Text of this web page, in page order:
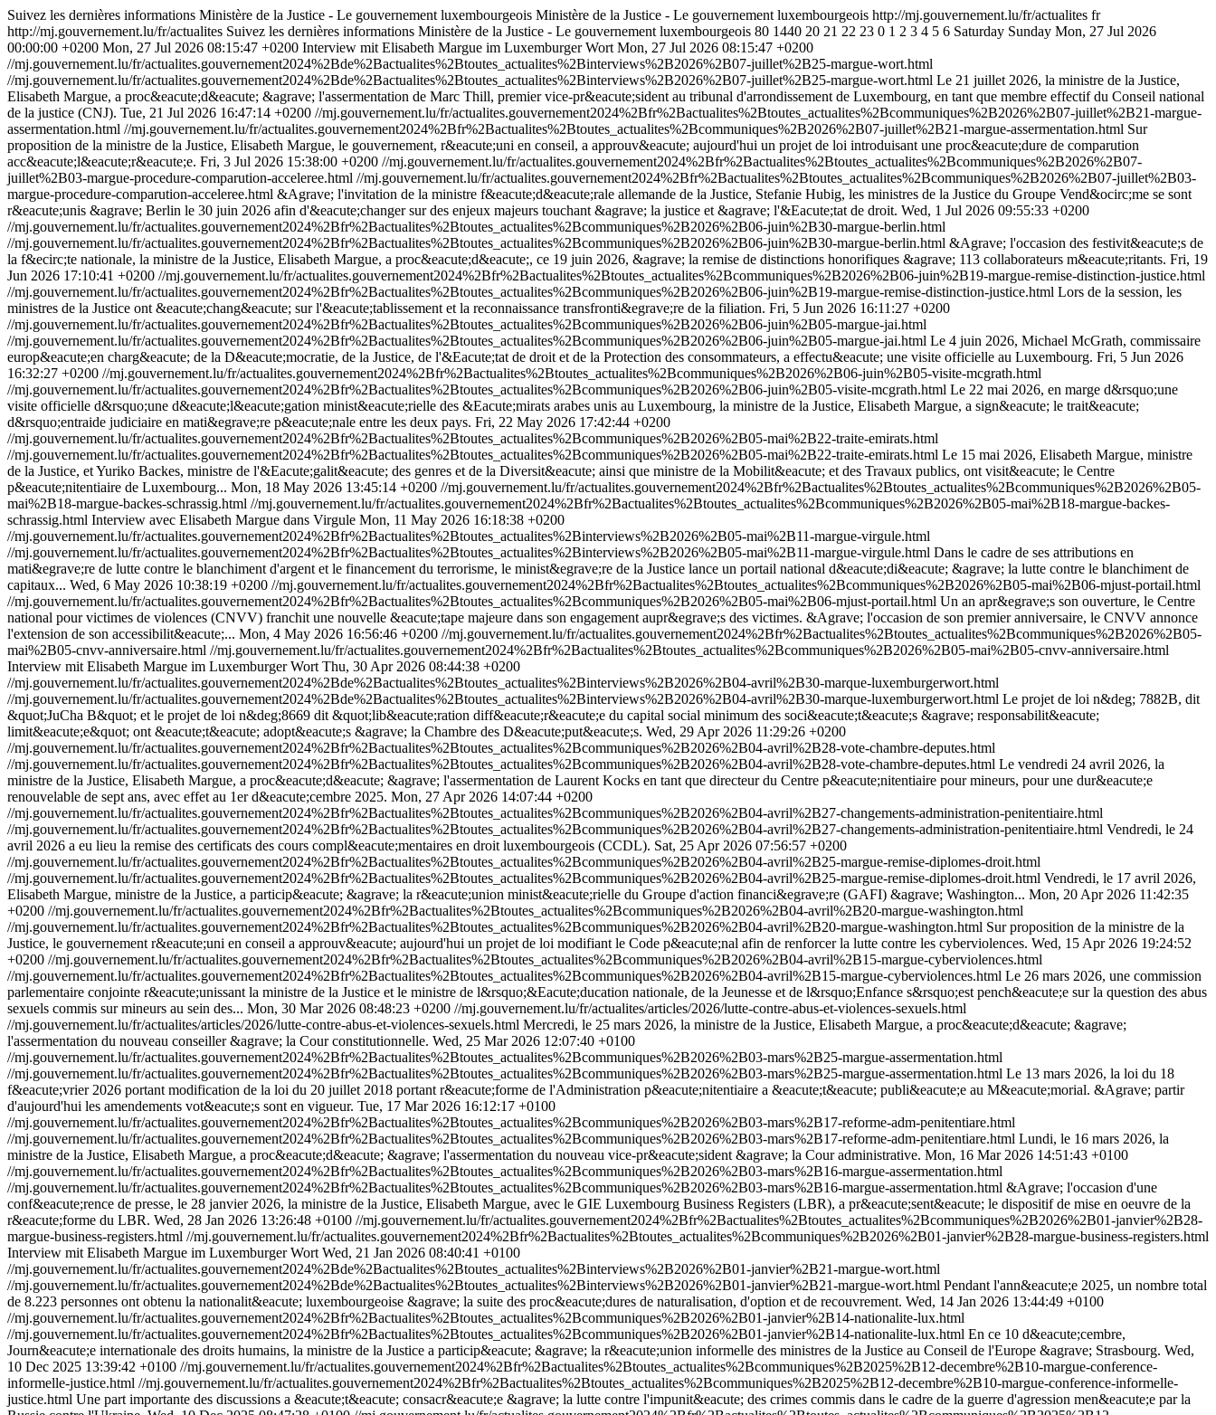
Suivez les dernières informations Ministère de la Justice - Le gouvernement luxembourgeois Ministère de la Justice - Le gouvernement luxembourgeois http://mj.gouvernement.lu/fr/actualites fr
http://mj.gouvernement.lu/fr/actualites Suivez les dernières informations Ministère de la Justice - Le gouvernement luxembourgeois 80 1440 20 21 22 23 0 1 2 3 4 5 6 Saturday Sunday Mon, 27 Jul 2026
00:00:00 +0200 Mon, 27 Jul 2026 08:15:47 +0200 Interview mit Elisabeth Margue im Luxemburger Wort Mon, 27 Jul 2026 08:15:47 +0200
//mj.gouvernement.lu/fr/actualites.gouvernement2024%2Bde%2Bactualites%2Btoutes_actualites%2Binterviews%2B2026%2B07-juillet%2B25-margue-wort.html
//mj.gouvernement.lu/fr/actualites.gouvernement2024%2Bde%2Bactualites%2Btoutes_actualites%2Binterviews%2B2026%2B07-juillet%2B25-margue-wort.html Le 21 juillet 2026, la ministre de la Justice,
Elisabeth Margue, a proc&eacute;d&eacute; &agrave; l'assermentation de Marc Thill, premier vice-pr&eacute;sident au tribunal d'arrondissement de Luxembourg, en tant que membre effectif du Conseil national
de la justice (CNJ). Tue, 21 Jul 2026 16:47:14 +0200 //mj.gouvernement.lu/fr/actualites.gouvernement2024%2Bfr%2Bactualites%2Btoutes_actualites%2Bcommuniques%2B2026%2B07-juillet%2B21-margue-
assermentation.html //mj.gouvernement.lu/fr/actualites.gouvernement2024%2Bfr%2Bactualites%2Btoutes_actualites%2Bcommuniques%2B2026%2B07-juillet%2B21-margue-assermentation.html Sur
proposition de la ministre de la Justice, Elisabeth Margue, le gouvernement, r&eacute;uni en conseil, a approuv&eacute; aujourd'hui un projet de loi introduisant une proc&eacute;dure de comparution
acc&eacute;l&eacute;r&eacute;e. Fri, 3 Jul 2026 15:38:00 +0200 //mj.gouvernement.lu/fr/actualites.gouvernement2024%2Bfr%2Bactualites%2Btoutes_actualites%2Bcommuniques%2B2026%2B07-
juillet%2B03-margue-procedure-comparution-acceleree.html //mj.gouvernement.lu/fr/actualites.gouvernement2024%2Bfr%2Bactualites%2Btoutes_actualites%2Bcommuniques%2B2026%2B07-juillet%2B03-
margue-procedure-comparution-acceleree.html &Agrave; l'invitation de la ministre f&eacute;d&eacute;rale allemande de la Justice, Stefanie Hubig, les ministres de la Justice du Groupe Vend&ocirc;me se sont
r&eacute;unis &agrave; Berlin le 30 juin 2026 afin d'&eacute;changer sur des enjeux majeurs touchant &agrave; la justice et &agrave; l'&Eacute;tat de droit. Wed, 1 Jul 2026 09:55:33 +0200
//mj.gouvernement.lu/fr/actualites.gouvernement2024%2Bfr%2Bactualites%2Btoutes_actualites%2Bcommuniques%2B2026%2B06-juin%2B30-margue-berlin.html
//mj.gouvernement.lu/fr/actualites.gouvernement2024%2Bfr%2Bactualites%2Btoutes_actualites%2Bcommuniques%2B2026%2B06-juin%2B30-margue-berlin.html &Agrave; l'occasion des festivit&eacute;s de
la f&ecirc;te nationale, la ministre de la Justice, Elisabeth Margue, a proc&eacute;d&eacute;, ce 19 juin 2026, &agrave; la remise de distinctions honorifiques &agrave; 113 collaborateurs m&eacute;ritants. Fri, 19
Jun 2026 17:10:41 +0200 //mj.gouvernement.lu/fr/actualites.gouvernement2024%2Bfr%2Bactualites%2Btoutes_actualites%2Bcommuniques%2B2026%2B06-juin%2B19-margue-remise-distinction-justice.html
//mj.gouvernement.lu/fr/actualites.gouvernement2024%2Bfr%2Bactualites%2Btoutes_actualites%2Bcommuniques%2B2026%2B06-juin%2B19-margue-remise-distinction-justice.html Lors de la session, les
ministres de la Justice ont &eacute;chang&eacute; sur l'&eacute;tablissement et la reconnaissance transfronti&egrave;re de la filiation. Fri, 5 Jun 2026 16:11:27 +0200
//mj.gouvernement.lu/fr/actualites.gouvernement2024%2Bfr%2Bactualites%2Btoutes_actualites%2Bcommuniques%2B2026%2B06-juin%2B05-margue-jai.html
//mj.gouvernement.lu/fr/actualites.gouvernement2024%2Bfr%2Bactualites%2Btoutes_actualites%2Bcommuniques%2B2026%2B06-juin%2B05-margue-jai.html Le 4 juin 2026, Michael McGrath, commissaire
europ&eacute;en charg&eacute; de la D&eacute;mocratie, de la Justice, de l'&Eacute;tat de droit et de la Protection des consommateurs, a effectu&eacute; une visite officielle au Luxembourg. Fri, 5 Jun 2026
16:32:27 +0200 //mj.gouvernement.lu/fr/actualites.gouvernement2024%2Bfr%2Bactualites%2Btoutes_actualites%2Bcommuniques%2B2026%2B06-juin%2B05-visite-mcgrath.html
//mj.gouvernement.lu/fr/actualites.gouvernement2024%2Bfr%2Bactualites%2Btoutes_actualites%2Bcommuniques%2B2026%2B06-juin%2B05-visite-mcgrath.html Le 22 mai 2026, en marge d&rsquo;une
visite officielle d&rsquo;une d&eacute;l&eacute;gation minist&eacute;rielle des &Eacute;mirats arabes unis au Luxembourg, la ministre de la Justice, Elisabeth Margue, a sign&eacute; le trait&eacute;
d&rsquo;entraide judiciaire en mati&egrave;re p&eacute;nale entre les deux pays. Fri, 22 May 2026 17:42:44 +0200
//mj.gouvernement.lu/fr/actualites.gouvernement2024%2Bfr%2Bactualites%2Btoutes_actualites%2Bcommuniques%2B2026%2B05-mai%2B22-traite-emirats.html
//mj.gouvernement.lu/fr/actualites.gouvernement2024%2Bfr%2Bactualites%2Btoutes_actualites%2Bcommuniques%2B2026%2B05-mai%2B22-traite-emirats.html Le 15 mai 2026, Elisabeth Margue, ministre
de la Justice, et Yuriko Backes, ministre de l'&Eacute;galit&eacute; des genres et de la Diversit&eacute; ainsi que ministre de la Mobilit&eacute; et des Travaux publics, ont visit&eacute; le Centre
p&eacute;nitentiaire de Luxembourg... Mon, 18 May 2026 13:45:14 +0200 //mj.gouvernement.lu/fr/actualites.gouvernement2024%2Bfr%2Bactualites%2Btoutes_actualites%2Bcommuniques%2B2026%2B05-
mai%2B18-margue-backes-schrassig.html //mj.gouvernement.lu/fr/actualites.gouvernement2024%2Bfr%2Bactualites%2Btoutes_actualites%2Bcommuniques%2B2026%2B05-mai%2B18-margue-backes-
schrassig.html Interview avec Elisabeth Margue dans Virgule Mon, 11 May 2026 16:18:38 +0200
//mj.gouvernement.lu/fr/actualites.gouvernement2024%2Bfr%2Bactualites%2Btoutes_actualites%2Binterviews%2B2026%2B05-mai%2B11-margue-virgule.html
//mj.gouvernement.lu/fr/actualites.gouvernement2024%2Bfr%2Bactualites%2Btoutes_actualites%2Binterviews%2B2026%2B05-mai%2B11-margue-virgule.html Dans le cadre de ses attributions en
mati&egrave;re de lutte contre le blanchiment d'argent et le financement du terrorisme, le minist&egrave;re de la Justice lance un portail national d&eacute;di&eacute; &agrave; la lutte contre le blanchiment de
capitaux... Wed, 6 May 2026 10:38:19 +0200 //mj.gouvernement.lu/fr/actualites.gouvernement2024%2Bfr%2Bactualites%2Btoutes_actualites%2Bcommuniques%2B2026%2B05-mai%2B06-mjust-portail.html
//mj.gouvernement.lu/fr/actualites.gouvernement2024%2Bfr%2Bactualites%2Btoutes_actualites%2Bcommuniques%2B2026%2B05-mai%2B06-mjust-portail.html Un an apr&egrave;s son ouverture, le Centre
national pour victimes de violences (CNVV) franchit une nouvelle &eacute;tape majeure dans son engagement aupr&egrave;s des victimes. &Agrave; l'occasion de son premier anniversaire, le CNVV annonce
l'extension de son accessibilit&eacute;... Mon, 4 May 2026 16:56:46 +0200 //mj.gouvernement.lu/fr/actualites.gouvernement2024%2Bfr%2Bactualites%2Btoutes_actualites%2Bcommuniques%2B2026%2B05-
mai%2B05-cnvv-anniversaire.html //mj.gouvernement.lu/fr/actualites.gouvernement2024%2Bfr%2Bactualites%2Btoutes_actualites%2Bcommuniques%2B2026%2B05-mai%2B05-cnvv-anniversaire.html
Interview mit Elisabeth Margue im Luxemburger Wort Thu, 30 Apr 2026 08:44:38 +0200
//mj.gouvernement.lu/fr/actualites.gouvernement2024%2Bde%2Bactualites%2Btoutes_actualites%2Binterviews%2B2026%2B04-avril%2B30-marque-luxemburgerwort.html
//mj.gouvernement.lu/fr/actualites.gouvernement2024%2Bde%2Bactualites%2Btoutes_actualites%2Binterviews%2B2026%2B04-avril%2B30-marque-luxemburgerwort.html Le projet de loi n&deg; 7882B, dit
&quot;JuCha B&quot; et le projet de loi n&deg;8669 dit &quot;lib&eacute;ration diff&eacute;r&eacute;e du capital social minimum des soci&eacute;t&eacute;s &agrave; responsabilit&eacute;
limit&eacute;e&quot; ont &eacute;t&eacute; adopt&eacute;s &agrave; la Chambre des D&eacute;put&eacute;s. Wed, 29 Apr 2026 11:29:26 +0200
//mj.gouvernement.lu/fr/actualites.gouvernement2024%2Bfr%2Bactualites%2Btoutes_actualites%2Bcommuniques%2B2026%2B04-avril%2B28-vote-chambre-deputes.html
//mj.gouvernement.lu/fr/actualites.gouvernement2024%2Bfr%2Bactualites%2Btoutes_actualites%2Bcommuniques%2B2026%2B04-avril%2B28-vote-chambre-deputes.html Le vendredi 24 avril 2026, la
ministre de la Justice, Elisabeth Margue, a proc&eacute;d&eacute; &agrave; l'assermentation de Laurent Kocks en tant que directeur du Centre p&eacute;nitentiaire pour mineurs, pour une dur&eacute;e
renouvelable de sept ans, avec effet au 1er d&eacute;cembre 2025. Mon, 27 Apr 2026 14:07:44 +0200
//mj.gouvernement.lu/fr/actualites.gouvernement2024%2Bfr%2Bactualites%2Btoutes_actualites%2Bcommuniques%2B2026%2B04-avril%2B27-changements-administration-penitentiaire.html
//mj.gouvernement.lu/fr/actualites.gouvernement2024%2Bfr%2Bactualites%2Btoutes_actualites%2Bcommuniques%2B2026%2B04-avril%2B27-changements-administration-penitentiaire.html Vendredi, le 24
avril 2026 a eu lieu la remise des certificats des cours compl&eacute;mentaires en droit luxembourgeois (CCDL). Sat, 25 Apr 2026 07:56:57 +0200
//mj.gouvernement.lu/fr/actualites.gouvernement2024%2Bfr%2Bactualites%2Btoutes_actualites%2Bcommuniques%2B2026%2B04-avril%2B25-margue-remise-diplomes-droit.html
//mj.gouvernement.lu/fr/actualites.gouvernement2024%2Bfr%2Bactualites%2Btoutes_actualites%2Bcommuniques%2B2026%2B04-avril%2B25-margue-remise-diplomes-droit.html Vendredi, le 17 avril 2026,
Elisabeth Margue, ministre de la Justice, a particip&eacute; &agrave; la r&eacute;union minist&eacute;rielle du Groupe d'action financi&egrave;re (GAFI) &agrave; Washington... Mon, 20 Apr 2026 11:42:35
+0200 //mj.gouvernement.lu/fr/actualites.gouvernement2024%2Bfr%2Bactualites%2Btoutes_actualites%2Bcommuniques%2B2026%2B04-avril%2B20-margue-washington.html
//mj.gouvernement.lu/fr/actualites.gouvernement2024%2Bfr%2Bactualites%2Btoutes_actualites%2Bcommuniques%2B2026%2B04-avril%2B20-margue-washington.html Sur proposition de la ministre de la
Justice, le gouvernement r&eacute;uni en conseil a approuv&eacute; aujourd'hui un projet de loi modifiant le Code p&eacute;nal afin de renforcer la lutte contre les cyberviolences. Wed, 15 Apr 2026 19:24:52
+0200 //mj.gouvernement.lu/fr/actualites.gouvernement2024%2Bfr%2Bactualites%2Btoutes_actualites%2Bcommuniques%2B2026%2B04-avril%2B15-margue-cyberviolences.html
//mj.gouvernement.lu/fr/actualites.gouvernement2024%2Bfr%2Bactualites%2Btoutes_actualites%2Bcommuniques%2B2026%2B04-avril%2B15-margue-cyberviolences.html Le 26 mars 2026, une commission
parlementaire conjointe r&eacute;unissant la ministre de la Justice et le ministre de l&rsquo;&Eacute;ducation nationale, de la Jeunesse et de l&rsquo;Enfance s&rsquo;est pench&eacute;e sur la question des abus
sexuels commis sur mineurs au sein des... Mon, 30 Mar 2026 08:48:23 +0200 //mj.gouvernement.lu/fr/actualites/articles/2026/lutte-contre-abus-et-violences-sexuels.html
//mj.gouvernement.lu/fr/actualites/articles/2026/lutte-contre-abus-et-violences-sexuels.html Mercredi, le 25 mars 2026, la ministre de la Justice, Elisabeth Margue, a proc&eacute;d&eacute; &agrave;
l'assermentation du nouveau conseiller &agrave; la Cour constitutionnelle. Wed, 25 Mar 2026 12:07:40 +0100
//mj.gouvernement.lu/fr/actualites.gouvernement2024%2Bfr%2Bactualites%2Btoutes_actualites%2Bcommuniques%2B2026%2B03-mars%2B25-margue-assermentation.html
//mj.gouvernement.lu/fr/actualites.gouvernement2024%2Bfr%2Bactualites%2Btoutes_actualites%2Bcommuniques%2B2026%2B03-mars%2B25-margue-assermentation.html Le 13 mars 2026, la loi du 18
f&eacute;vrier 2026 portant modification de la loi du 20 juillet 2018 portant r&eacute;forme de l'Administration p&eacute;nitentiaire a &eacute;t&eacute; publi&eacute;e au M&eacute;morial. &Agrave; partir
d'aujourd'hui les amendements vot&eacute;s sont en vigueur. Tue, 17 Mar 2026 16:12:17 +0100
//mj.gouvernement.lu/fr/actualites.gouvernement2024%2Bfr%2Bactualites%2Btoutes_actualites%2Bcommuniques%2B2026%2B03-mars%2B17-reforme-adm-penitentiare.html
//mj.gouvernement.lu/fr/actualites.gouvernement2024%2Bfr%2Bactualites%2Btoutes_actualites%2Bcommuniques%2B2026%2B03-mars%2B17-reforme-adm-penitentiare.html Lundi, le 16 mars 2026, la
ministre de la Justice, Elisabeth Margue, a proc&eacute;d&eacute; &agrave; l'assermentation du nouveau vice-pr&eacute;sident &agrave; la Cour administrative. Mon, 16 Mar 2026 14:51:43 +0100
//mj.gouvernement.lu/fr/actualites.gouvernement2024%2Bfr%2Bactualites%2Btoutes_actualites%2Bcommuniques%2B2026%2B03-mars%2B16-margue-assermentation.html
//mj.gouvernement.lu/fr/actualites.gouvernement2024%2Bfr%2Bactualites%2Btoutes_actualites%2Bcommuniques%2B2026%2B03-mars%2B16-margue-assermentation.html &Agrave; l'occasion d'une
conf&eacute;rence de presse, le 28 janvier 2026, la ministre de la Justice, Elisabeth Margue, avec le GIE Luxembourg Business Registers (LBR), a pr&eacute;sent&eacute; le dispositif de mise en oeuvre de la
r&eacute;forme du LBR. Wed, 28 Jan 2026 13:26:48 +0100 //mj.gouvernement.lu/fr/actualites.gouvernement2024%2Bfr%2Bactualites%2Btoutes_actualites%2Bcommuniques%2B2026%2B01-janvier%2B28-
margue-business-registers.html //mj.gouvernement.lu/fr/actualites.gouvernement2024%2Bfr%2Bactualites%2Btoutes_actualites%2Bcommuniques%2B2026%2B01-janvier%2B28-margue-business-registers.html
Interview mit Elisabeth Margue im Luxemburger Wort Wed, 21 Jan 2026 08:40:41 +0100
//mj.gouvernement.lu/fr/actualites.gouvernement2024%2Bde%2Bactualites%2Btoutes_actualites%2Binterviews%2B2026%2B01-janvier%2B21-margue-wort.html
//mj.gouvernement.lu/fr/actualites.gouvernement2024%2Bde%2Bactualites%2Btoutes_actualites%2Binterviews%2B2026%2B01-janvier%2B21-margue-wort.html Pendant l'ann&eacute;e 2025, un nombre total
de 8.223 personnes ont obtenu la nationalit&eacute; luxembourgeoise &agrave; la suite des proc&eacute;dures de naturalisation, d'option et de recouvrement. Wed, 14 Jan 2026 13:44:49 +0100
//mj.gouvernement.lu/fr/actualites.gouvernement2024%2Bfr%2Bactualites%2Btoutes_actualites%2Bcommuniques%2B2026%2B01-janvier%2B14-nationalite-lux.html
//mj.gouvernement.lu/fr/actualites.gouvernement2024%2Bfr%2Bactualites%2Btoutes_actualites%2Bcommuniques%2B2026%2B01-janvier%2B14-nationalite-lux.html En ce 10 d&eacute;cembre,
Journ&eacute;e internationale des droits humains, la ministre de la Justice a particip&eacute; &agrave; la r&eacute;union informelle des ministres de la Justice au Conseil de l'Europe &agrave; Strasbourg. Wed,
10 Dec 2025 13:39:42 +0100 //mj.gouvernement.lu/fr/actualites.gouvernement2024%2Bfr%2Bactualites%2Btoutes_actualites%2Bcommuniques%2B2025%2B12-decembre%2B10-margue-conference-
informelle-justice.html //mj.gouvernement.lu/fr/actualites.gouvernement2024%2Bfr%2Bactualites%2Btoutes_actualites%2Bcommuniques%2B2025%2B12-decembre%2B10-margue-conference-informelle-
justice.html Une part importante des discussions a &eacute;t&eacute; consacr&eacute;e &agrave; la lutte contre l'impunit&eacute; des crimes commis dans le cadre de la guerre d'agression men&eacute;e par la